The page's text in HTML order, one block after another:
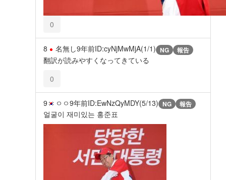
0
8 名無し9年前ID:cyNjMwMjA(1/1) NG 報告
翻訳が読みやすくなってきている
0
9 ㅇㅇ9年前ID:EwNzQyMDY(5/13) NG 報告
얼굴이 재미있는 홍준표